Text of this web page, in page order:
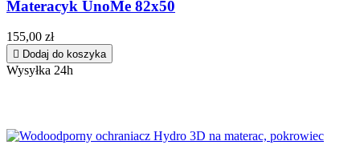
Materacyk UnoMe 82x50
155,00 zł
 Dodaj do koszyka
Wysyłka 24h